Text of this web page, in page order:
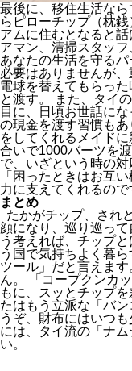
最後に、移住生活な
らピローチップ（枕
アムに住むとなると
アマン、清掃スタッ
あなたの生活を守る
必要はありませんが、
電球を替えてもらっ
と渡す。 また、タイ
目に、日頃お世話に
の現金を渡す習慣も
をしてくれるメイド
合いで1000バーツを
で、いざという時の対
「困ったときはお互
力に支えてくれるの
まとめ
たかがチップ、され
顔になり、巡り巡っ
う考えれば、チップ
う国で気持ちよく暮
ツール」だと言えま
ん。 「コープクンカ
もに、スッとチップ
たはもう立派な「バ
うぞ、財布にはいつ
には、タイ流の「ナ
い。